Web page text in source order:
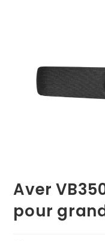
Aver
pour